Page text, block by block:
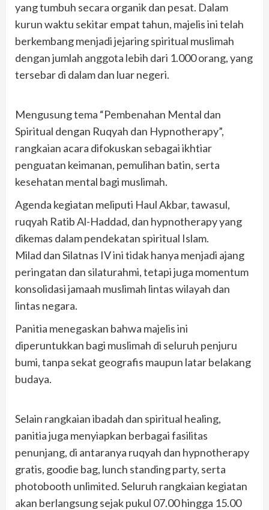
yang tumbuh secara organik dan pesat. Dalam
kurun waktu sekitar empat tahun, majelis ini telah
berkembang menjadi jejaring spiritual muslimah
dengan jumlah anggota lebih dari 1.000 orang, yang
tersebar di dalam dan luar negeri.
Mengusung tema “Pembenahan Mental dan
Spiritual dengan Ruqyah dan Hypnotherapy”,
rangkaian acara difokuskan sebagai ikhtiar
penguatan keimanan, pemulihan batin, serta
kesehatan mental bagi muslimah.
Agenda kegiatan meliputi Haul Akbar, tawasul,
ruqyah Ratib Al-Haddad, dan hypnotherapy yang
dikemas dalam pendekatan spiritual Islam.
Milad dan Silatnas IV ini tidak hanya menjadi ajang
peringatan dan silaturahmi, tetapi juga momentum
konsolidasi jamaah muslimah lintas wilayah dan
lintas negara.
Panitia menegaskan bahwa majelis ini
diperuntukkan bagi muslimah di seluruh penjuru
bumi, tanpa sekat geografis maupun latar belakang
budaya.
Selain rangkaian ibadah dan spiritual healing,
panitia juga menyiapkan berbagai fasilitas
penunjang, di antaranya ruqyah dan hypnotherapy
gratis, goodie bag, lunch standing party, serta
photobooth unlimited. Seluruh rangkaian kegiatan
akan berlangsung sejak pukul 07.00 hingga 15.00